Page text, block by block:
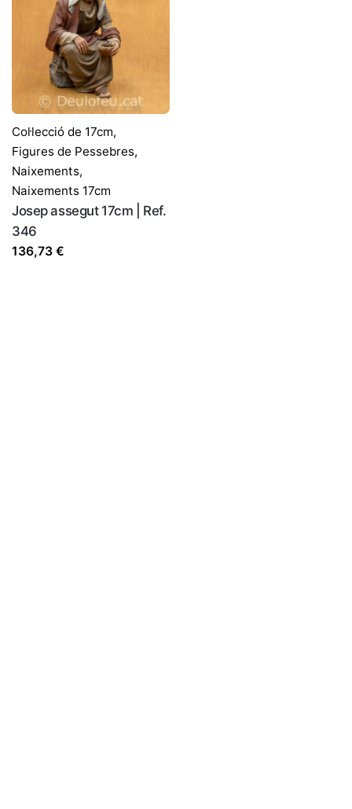
Col·lecció de 17cm,
Figures de Pessebres,
Naixements,
Naixements 17cm
Josep assegut 17cm | Ref.
346
136,73 €